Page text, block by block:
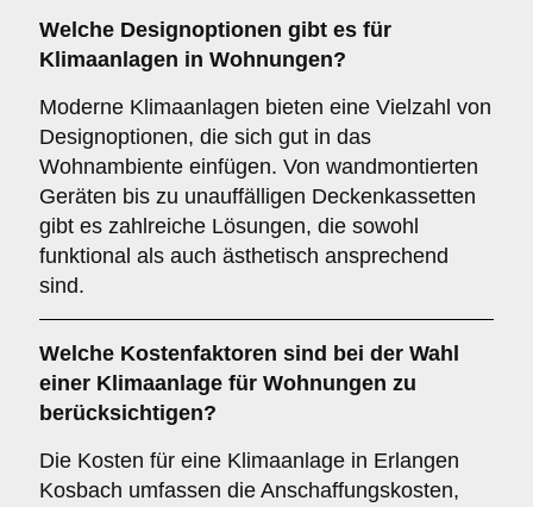
Welche Designoptionen gibt es für
Klimaanlagen in Wohnungen?
Moderne Klimaanlagen bieten eine Vielzahl von
Designoptionen, die sich gut in das
Wohnambiente einfügen. Von wandmontierten
Geräten bis zu unauffälligen Deckenkassetten
gibt es zahlreiche Lösungen, die sowohl
funktional als auch ästhetisch ansprechend
sind.
Welche Kostenfaktoren sind bei der Wahl
einer Klimaanlage für Wohnungen zu
berücksichtigen?
Die Kosten für eine Klimaanlage in Erlangen
Kosbach umfassen die Anschaffungskosten,